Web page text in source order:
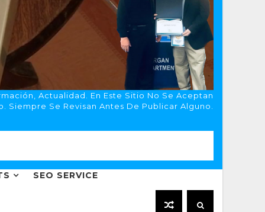
Actualidad. En Este Sitio No Se Aceptan
Siempre Se Revisan Antes De Publicar Alguno.
SEO SERVICE